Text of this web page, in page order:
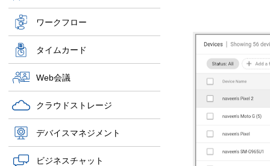
ワークフロー
タイムカード
Web会議
クラウドストレージ
デバイスマネジメント
ビジネスチャット